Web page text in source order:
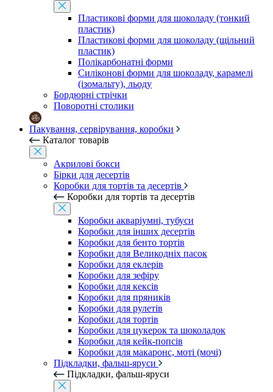
Пластикові форми для шоколаду (тонкий
пластик)
Пластикові форми для шоколаду (щільний
пластик)
Полікарбонатні форми
Силіконові форми для шоколаду, карамелі
(ізомальту), льоду
Бордюрні стрічки
Поворотні столики
Пакування, сервірування, коробки
Каталог товарів
Акрилові бокси
Бірки для десертів
Коробки для тортів та десертів
Коробки для тортів та десертів
Коробки акваріумні, тубуси
Коробки для інших десертів
Коробки для бенто тортів
Коробки для Великодніх пасок
Коробки для еклерів
Коробки для зефіру
Коробки для кексів
Коробки для пряників
Коробки для рулетів
Коробки для тортів
Коробки для цукерок та шоколадок
Коробки для кейк-попсів
Коробки для макаронс, моті (мочі)
Підкладки, фальш-яруси
Підкладки, фальш-яруси